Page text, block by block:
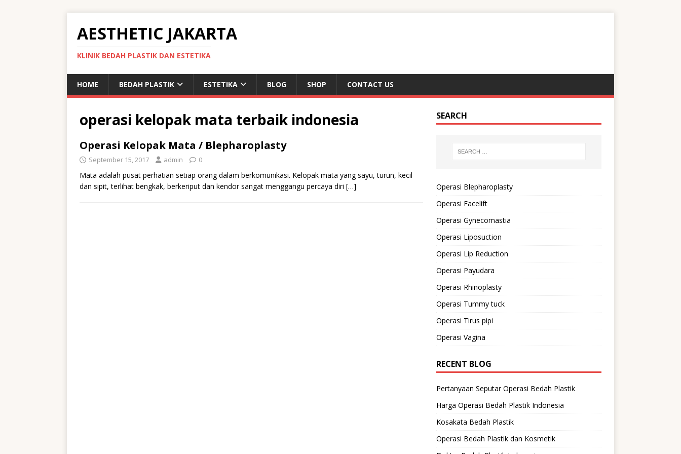
AESTHETIC JAKARTA
KLINIK BEDAH PLASTIK DAN ESTETIKA
HOME BEDAH PLASTIK ESTETIKA BLOG SHOP CONTACT US
operasi kelopak mata terbaik indonesia
Operasi Kelopak Mata / Blepharoplasty
September 15, 2017 admin 0
Mata adalah pusat perhatian setiap orang dalam berkomunikasi. Kelopak mata yang sayu, turun, kecil
dan sipit, terlihat bengkak, berkeriput dan kendor sangat menggangu percaya diri […]
SEARCH
Operasi Blepharoplasty
Operasi Facelift
Operasi Gynecomastia
Operasi Liposuction
Operasi Lip Reduction
Operasi Payudara
Operasi Rhinoplasty
Operasi Tummy tuck
Operasi Tirus pipi
Operasi Vagina
RECENT BLOG
Pertanyaan Seputar Operasi Bedah Plastik
Harga Operasi Bedah Plastik Indonesia
Kosakata Bedah Plastik
Operasi Bedah Plastik dan Kosmetik